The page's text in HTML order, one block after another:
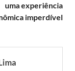
uma experiência
imperdível